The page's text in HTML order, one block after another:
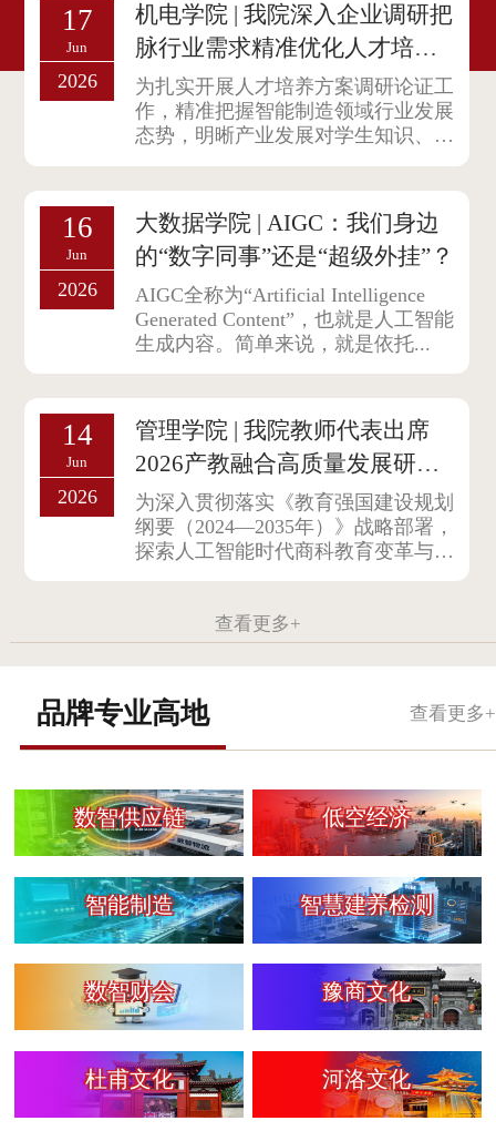
17
Jun
2026
机电学院 | 我院深入企业调研把
脉行业需求精准优化人才培养
方案
为扎实开展人才培养方案调研论证工
作，精准把握智能制造领域行业发展
态势，明晰产业发展对学生知识、能
16
Jun
2026
大数据学院 | AIGC：我们身边
的“数字同事”还是“超级外挂”？
AIGC全称为“Artificial Intelligence
Generated Content”，也就是人工智能
生成内容。简单来说，就是依托...
14
Jun
2026
管理学院 | 我院教师代表出席
2026产教融合高质量发展研讨
会
为深入贯彻落实《教育强国建设规划
纲要（2024—2035年）》战略部署，
探索人工智能时代商科教育变革与产
查看更多+
品牌专业高地 查看更多+
数智供应链 低空经济
智能制造 智慧建养检测
数智财会 豫商文化
杜甫文化 河洛文化